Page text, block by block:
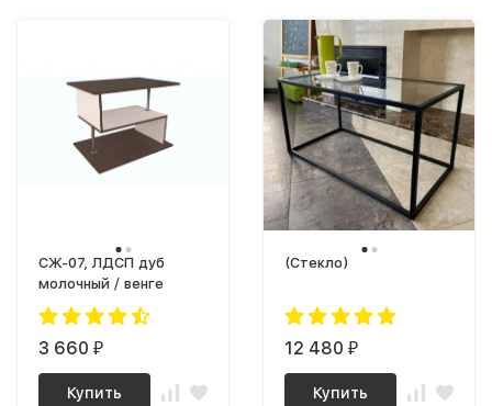
СЖ-07, ЛДСП дуб
молочный / венге
3 660 ₽
Купить
(Стекло)
12 480 ₽
Купить